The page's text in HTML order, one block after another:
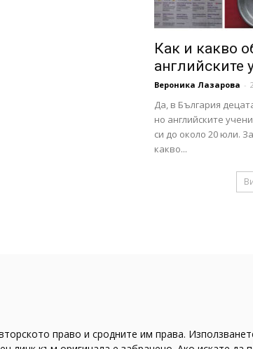
Как и какво
английските
Вероника Лазарова -
Да, в България
но английските
си до около 20 юли.
какво...
право и сродните им права.